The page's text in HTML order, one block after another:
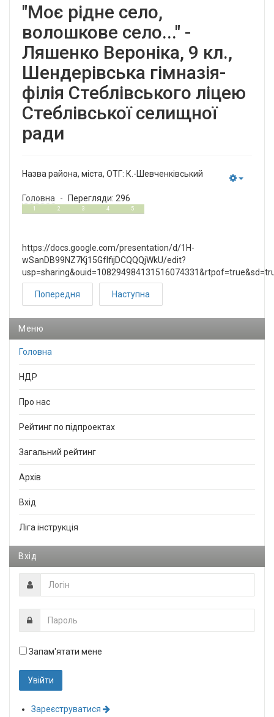
"Моє рідне село,
волошкове село..." -
Ляшенко Вероніка, 9 кл.,
Шендерівська гімназія-
філія Стеблівського ліцею
Стеблівської селищної
ради
Назва района, міста, ОТГ: К.-Шевченківський
Головна Перегляди: 296
1.55
1 2 3 4 5
https://docs.google.com/presentation/d/1H-
wSanDB99NZ7Kj15GfIfijDCQQQjWkU/edit?
Попередня Наступна
Меню
Головна
НДР
Про нас
Рейтинг по підпроектах
Загальний рейтинг
Архів
Вхід
Ліга інструкція
Вхід
Запам'ятати мене
Зареєструватися